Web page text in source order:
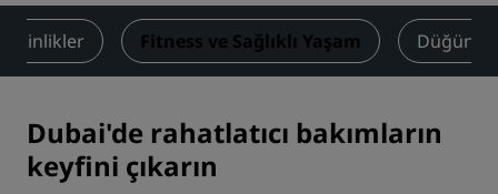
Fitness ve Sağlıklı Yaşam Düğünler
Dubai'de rahatlatıcı bakımların
keyfini çıkarın